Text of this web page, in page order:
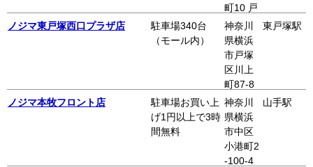
町10 戸
塚モデ
ィ 4階
ノジマ東戸塚西口プラザ店
駐車場340台
（モール内）
神奈川
県横浜
市戸塚
区川上
町87-8
ノジマ
東戸塚
西口プ
ラザ 1
階
東戸塚駅
ノジマ本牧フロント店
駐車場お買い上
げ1円以上で3時
間無料
神奈川
県横浜
市中区
小港町2
-100-4
山手駅